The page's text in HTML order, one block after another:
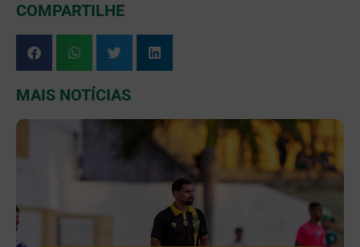
COMPARTILHE
MAIS NOTÍCIAS